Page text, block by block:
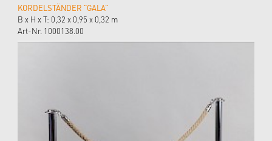
KORDELSTÄNDER "GALA"
B x H x T: 0,32 x 0,95 x 0,32 m
Art-Nr. 1000138.00